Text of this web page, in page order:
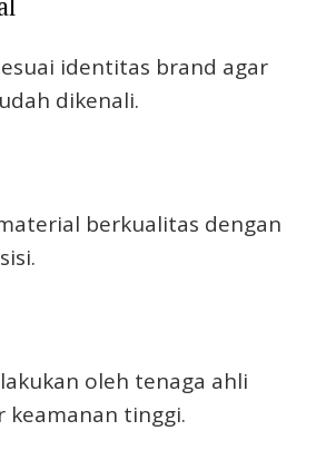
identitas brand agar
dikenali.
berkualitas dengan
oleh tenaga ahli
keamanan tinggi.